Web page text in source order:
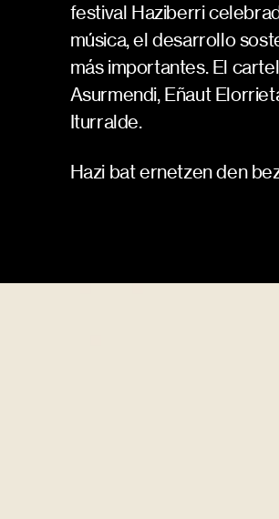
festival Haziberri
música, el desarrollo
más importantes. El
Asurmendi, Eñaut
Iturralde.
Hazi bat ernetzen den